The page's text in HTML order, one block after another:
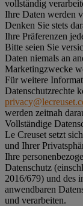
vollständig
Ihre Daten werden
Denken Sie stets
Ihre Präferenzen
Bitte seien Sie
Daten niemals an
Marketingzwecke
Für weitere
Datenschutzrechte
werden zeitnah
Vollständige
Le Creuset setzt
und Ihrer
Ihre
Datenschutz
2016/679) und des
anwendbaren
und verarbeiten.